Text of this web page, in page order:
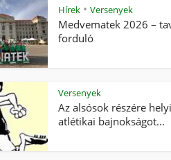
Hírek • Versenyek
Medvematek 2026 –
forduló
Versenyek
Az alsósok részére helyi
atlétikai bajnokságot...